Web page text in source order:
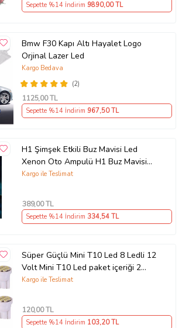
Sepette %14 İndirim 9890,00 TL
Bmw F30 Kapı Altı Hayalet Logo
Orjinal Lazer Led
(2)
Kargo Bedava
1125,00 TL
Sepette %14 İndirim 967,50 TL
H1 Şimşek Etkili Buz Mavisi Led
Xenon Oto Ampulü H1 Buz Mavisi
Led Zenon
Kargo ile Teslimat
389,00 TL
Sepette %14 İndirim 334,54 TL
Süper Güçlü Mini T10 Led 8 Ledli 12
Volt Mini T10 Led paket içeriği 2
ADET (Kırmızı)
Kargo ile Teslimat
120,00 TL
Sepette %14 İndirim 103,20 TL